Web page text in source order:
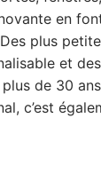
en
plus
et
de 30
c’est